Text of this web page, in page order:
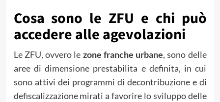
Cosa sono le ZFU e chi può
accedere alle agevolazioni
Le ZFU, ovvero le zone franche urbane, sono delle
aree di dimensione prestabilita e definita, in cui
sono attivi dei programmi di decontribuzione e di
defiscalizzazione mirati a favorire lo sviluppo delle